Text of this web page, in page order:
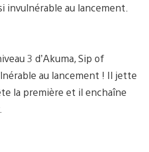
invulnérable au lancement.
3 d’Akuma, Sip of
au lancement ! Il jette
la première et il enchaîne